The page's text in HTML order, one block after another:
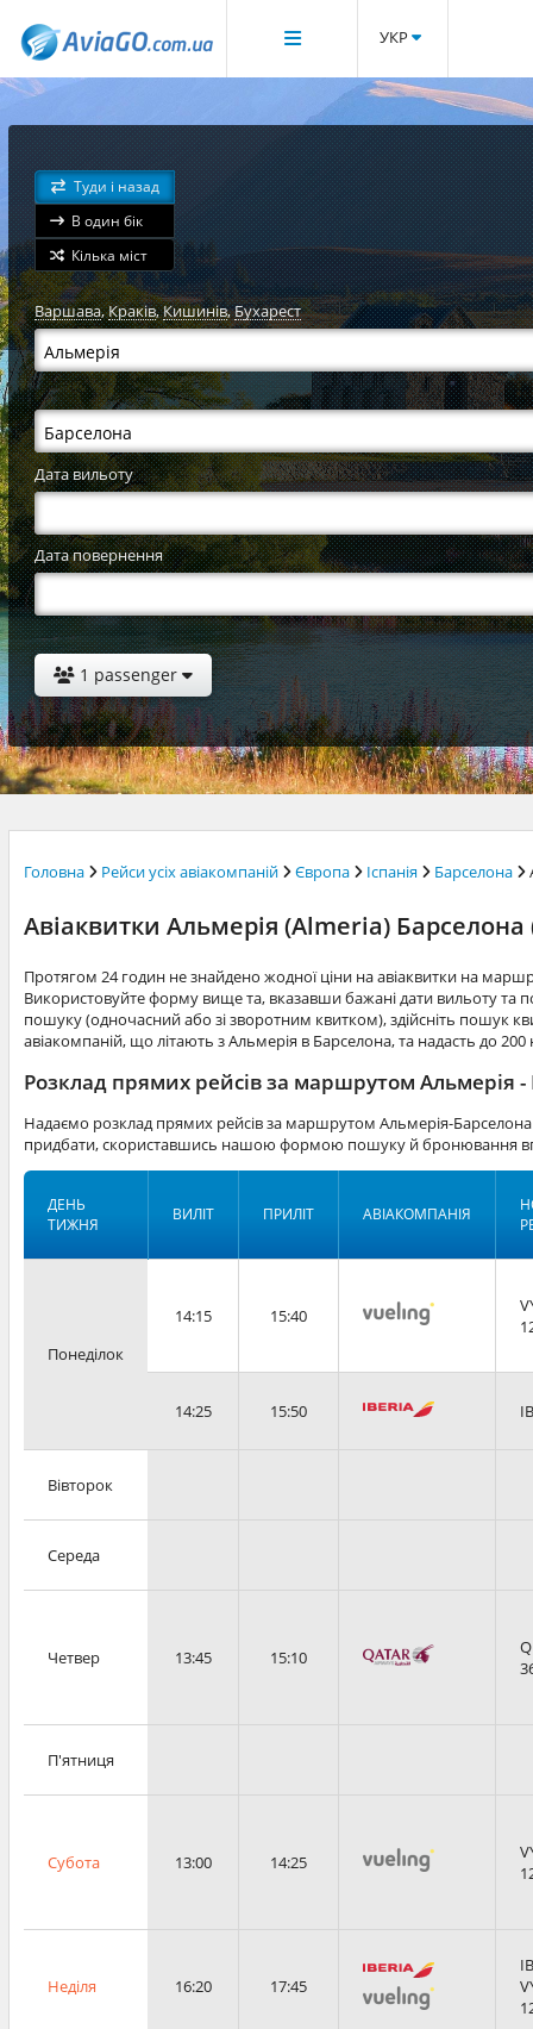
УКР
Туди і назад
В один бік
Кілька міст
Варшава,Краків,Кишинів,Бухарест
Дата вильоту
Дата повернення
1 passenger
Головна Рейси усіх авіакомпаній Європа Іспанія Барселона
Авіаквитки Альмерія (Almeria)
Протягом 24 годин не знайдено жодної ціни на авіаквитки на
Використовуйте форму вище та, вказавши бажані дати вильоту та
пошуку (одночасний або зі зворотним квитком), здійсніть пошук
авіакомпаній, що літають з Альмерія в Барселона, та надасть до
Розклад прямих рейсів за маршрутом Альмерія -
Надаємо розклад прямих рейсів за маршрутом Альмерія-
придбати, скориставшись нашою формою пошуку й бронювання
ДЕНЬ
ТИЖНЯ
ВИЛІТ ПРИЛІТ АВІАКОМПАНІЯ
Понеділок
14:15 15:40
14:25 15:50
Вівторок
Середа
Четвер 13:45 15:10
П'ятниця
Субота 13:00 14:25
Неділя 16:20 17:45